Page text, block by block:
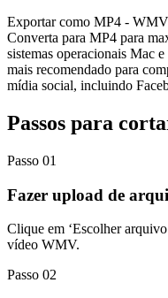
Exportar como MP4 -
Converta para MP4 para
sistemas operacionais Mac
mais recomendado para
mídia social, incluindo
Passos para
Passo 01
Fazer upload de
Clique em ‘Escolher
vídeo WMV.
Passo 02